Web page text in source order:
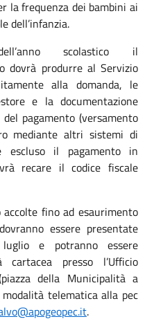
la frequenza dei bambini ai
dell’infanzia.
scolastico il
dovrà produrre al Servizio
alla domanda, le
e la documentazione
pagamento (versamento
mediante altri sistemi di
escluso il pagamento in
recare il codice fiscale
accolte fino ad esaurimento
essere presentate
e potranno essere
presso l’Ufficio
della Municipalità a
telematica alla pec
.